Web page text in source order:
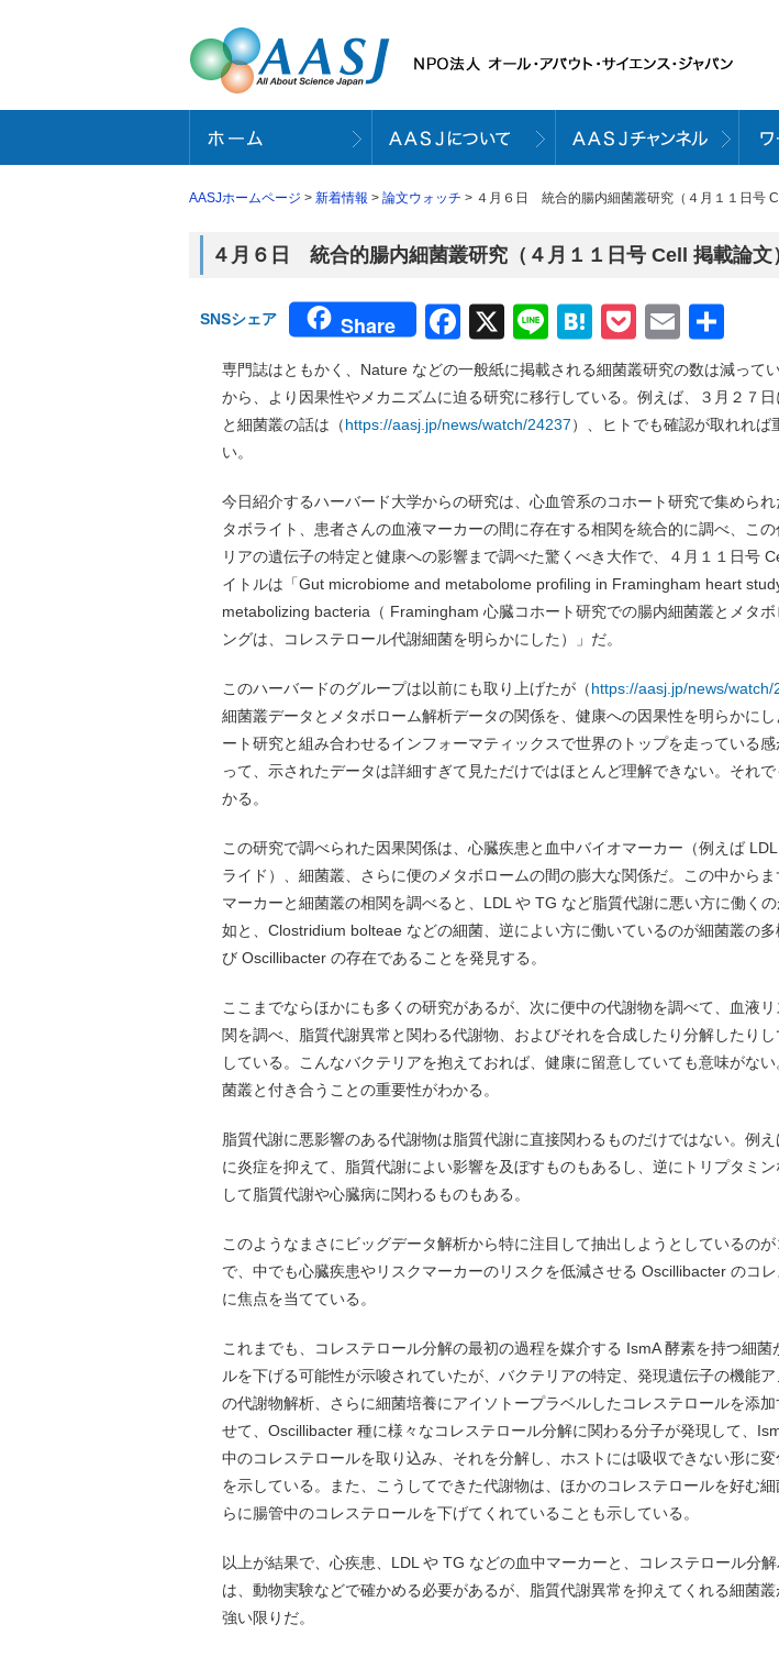
AASJホームページ > 新着情報 > 論文ウォッチ > ４月６日 統合的腸内細菌叢研究（４月１１日号
４月６日 統合的腸内細菌叢研究（４月１１日号 Cell 掲載論文
SNSシェア Share Facebook
X LineHatena
Pocket
Email
有
専門誌はともかく、Nature などの一般紙に掲載される細菌叢研究の数は減って
から、より因果性やメカニズムに迫る研究に移行している。例えば、３月２７
と細菌叢の話は（https://aasj.jp/news/watch/24237）、ヒトでも確認が取れれば
い。
今日紹介するハーバード大学からの研究は、心血管系のコホート研究で集めら
タボライト、患者さんの血液マーカーの間に存在する相関を統合的に調べ、こ
リアの遺伝子の特定と健康への影響まで調べた驚くべき大作で、４月１１日号
イトルは「Gut microbiome and metabolome proﬁling in Framingham heart
metabolizing bacteria（ Framingham 心臓コホート研究での腸内細菌叢とメタボ
ングは、コレステロール代謝細菌を明らかにした）」だ。
このハーバードのグループは以前にも取り上げたが（https://aasj.jp/news/watch/
細菌叢データとメタボローム解析データの関係を、健康への因果性を明らかに
ート研究と組み合わせるインフォーマティックスで世界のトップを走っている
って、示されたデータは詳細すぎて見ただけではほとんど理解できない。それ
かる。
この研究で調べられた因果関係は、心臓疾患と血中バイオマーカー（例えば
ライド）、細菌叢、さらに便のメタボロームの間の膨大な関係だ。この中から
マーカーと細菌叢の相関を調べると、LDL や TG など脂質代謝に悪い方に働く
如と、Clostridium bolteae などの細菌、逆によい方に働いているのが細菌叢の多
び Oscillibacter の存在であることを発見する。
ここまでならほかにも多くの研究があるが、次に便中の代謝物を調べて、血液
関を調べ、脂質代謝異常と関わる代謝物、およびそれを合成したり分解したり
している。こんなバクテリアを抱えておれば、健康に留意していても意味がな
菌叢と付き合うことの重要性がわかる。
脂質代謝に悪影響のある代謝物は脂質代謝に直接関わるものだけではない。例
に炎症を抑えて、脂質代謝によい影響を及ぼすものもあるし、逆にトリプタミ
して脂質代謝や心臓病に関わるものもある。
このようなまさにビッグデータ解析から特に注目して抽出しようとしているの
で、中でも心臓疾患やリスクマーカーのリスクを低減させる Oscillibacter のコ
に焦点を当てている。
これまでも、コレステロール分解の最初の過程を媒介する IsmA 酵素を持つ細菌
ルを下げる可能性が示唆されていたが、バクテリアの特定、発現遺伝子の機能
の代謝物解析、さらに細菌培養にアイソトープラベルしたコレステロールを添
せて、Oscillibacter 種に様々なコレステロール分解に関わる分子が発現して、
中のコレステロールを取り込み、それを分解し、ホストには吸収できない形に
を示している。また、こうしてできた代謝物は、ほかのコレステロールを好む
らに腸管中のコレステロールを下げてくれていることも示している。
以上が結果で、心疾患、LDL や TG などの血中マーカーと、コレステロール分
は、動物実験などで確かめる必要があるが、脂質代謝異常を抑えてくれる細菌
強い限りだ。